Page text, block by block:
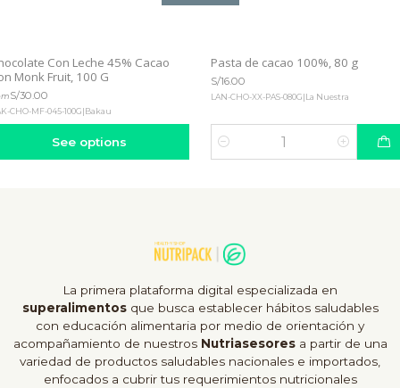
Con Leche 45% Cacao
Monk Fruit, 100 G
S/30.00
CHO-MF-045-100G|Bakau
See options
Pasta de cacao 100%, 80 g
S/16.00
LAN-CHO-XX-PAS-080G|La Nuestra
Quantity
La primera plataforma digital especializada en
superalimentosque busca establecer hábitos saludables
con educación alimentaria por medio de orientación y
acompañamiento de nuestros Nutriasesores a partir de una
variedad de productos saludables nacionales e importados,
enfocados a cubrir tus requerimientos nutricionales